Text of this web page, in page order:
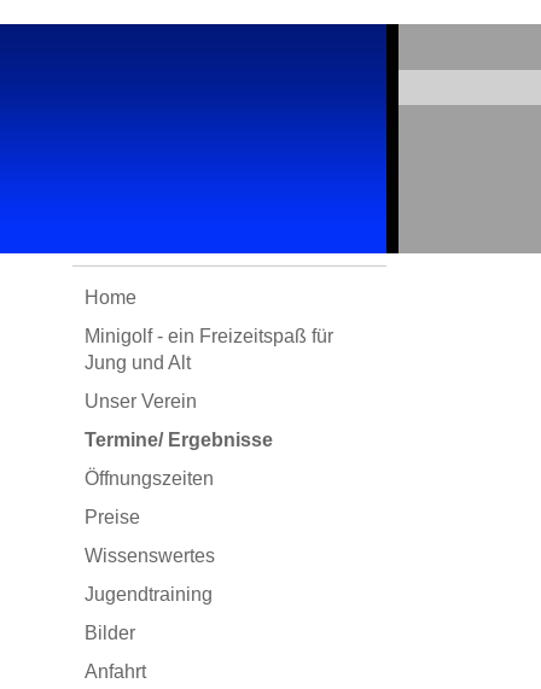
Home
Minigolf - ein Freizeitspaß für
Jung und Alt
Unser Verein
Termine/ Ergebnisse
Öffnungszeiten
Preise
Wissenswertes
Jugendtraining
Bilder
Anfahrt